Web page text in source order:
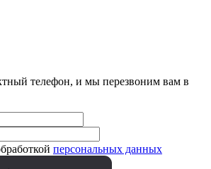
телефон, и мы перезвоним вам в
персональных данных